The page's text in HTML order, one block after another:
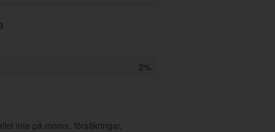
2%
inte på moms, försäkringar,